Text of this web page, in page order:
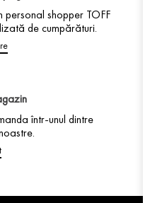
shopper TOFF
de cumpărături.
într-unul dintre